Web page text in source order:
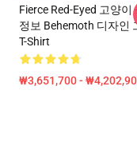
Fierce Red-Eyed 고양이
정보 Behemoth 디자인
T-Shirt
₩3,651,700 -